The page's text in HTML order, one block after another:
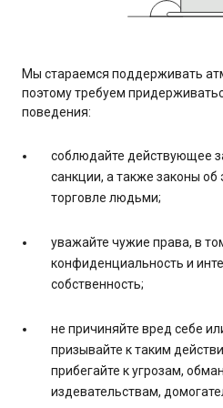
Мы стараемся поддерживать
поэтому требуем
поведения:
соблюдайте действующее
санкции, а также законы об
торговле людьми;
уважайте чужие права, в
конфиденциальность и
собственность;
не причиняйте вред себе
призывайте к таким
прибегайте к угрозам,
издевательствам,